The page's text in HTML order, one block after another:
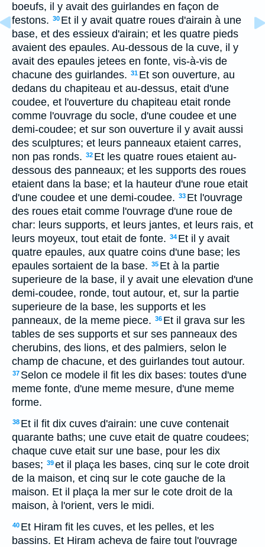
boeufs, il y avait des guirlandes en façon de
festons. 30 Et il y avait quatre roues d'airain à une
base, et des essieux d'airain; et les quatre pieds
avaient des epaules. Au-dessous de la cuve, il y
avait des epaules jetees en fonte, vis-à-vis de
chacune des guirlandes. 31 Et son ouverture, au
dedans du chapiteau et au-dessus, etait d'une
coudee, et l'ouverture du chapiteau etait ronde
comme l'ouvrage du socle, d'une coudee et une
demi-coudee; et sur son ouverture il y avait aussi
des sculptures; et leurs panneaux etaient carres,
non pas ronds. 32 Et les quatre roues etaient au-
dessous des panneaux; et les supports des roues
etaient dans la base; et la hauteur d'une roue etait
d'une coudee et une demi-coudee. 33 Et l'ouvrage
des roues etait comme l'ouvrage d'une roue de
char: leurs supports, et leurs jantes, et leurs rais, et
leurs moyeux, tout etait de fonte. 34 Et il y avait
quatre epaules, aux quatre coins d'une base; les
epaules sortaient de la base. 35 Et à la partie
superieure de la base, il y avait une elevation d'une
demi-coudee, ronde, tout autour, et, sur la partie
superieure de la base, les supports et les
panneaux, de la meme piece. 36 Et il grava sur les
tables de ses supports et sur ses panneaux des
cherubins, des lions, et des palmiers, selon le
champ de chacune, et des guirlandes tout autour.
37 Selon ce modele il fit les dix bases: toutes d'une
meme fonte, d'une meme mesure, d'une meme
forme.
38 Et il fit dix cuves d'airain: une cuve contenait
quarante baths; une cuve etait de quatre coudees;
chaque cuve etait sur une base, pour les dix
bases; 39et il plaça les bases, cinq sur le cote droit
de la maison, et cinq sur le cote gauche de la
maison. Et il plaça la mer sur le cote droit de la
maison, à l'orient, vers le midi.
40 Et Hiram fit les cuves, et les pelles, et les
bassins. Et Hiram acheva de faire tout l'ouvrage